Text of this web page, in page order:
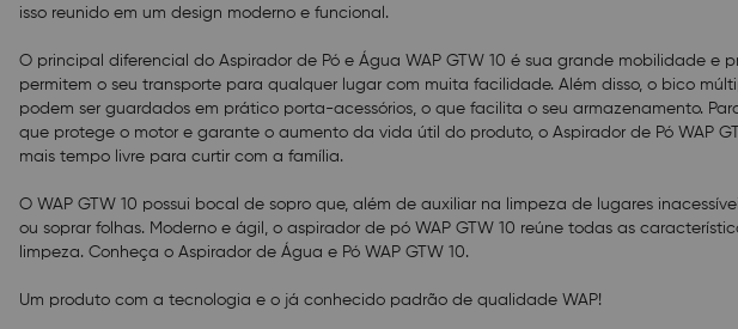
Potência
Tensão:
Níveis
Motor:
Volume
isso reunido em um design moderno e funcional.
O principal diferencial do Aspirador de Pó e Água WAP GTW 10 é sua grande mobilidade
permitem o seu transporte para qualquer lugar com muita facilidade. Além disso, o bico
podem ser guardados em prático porta-acessórios, o que facilita o seu armazenamento.
que protege o motor e garante o aumento da vida útil do produto, o Aspirador de Pó WAP
mais tempo livre para curtir com a família.
O WAP GTW 10 possui bocal de sopro que, além de auxiliar na limpeza de lugares
ou soprar folhas. Moderno e ágil, o aspirador de pó WAP GTW 10 reúne todas as
limpeza. Conheça o Aspirador de Água e Pó WAP GTW 10.
Um produto com a tecnologia e o já conhecido padrão de qualidade WAP!